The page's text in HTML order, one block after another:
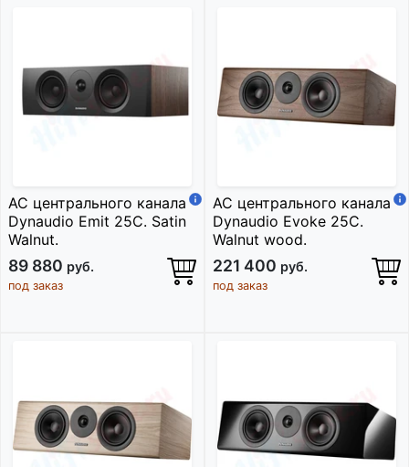
АС центрального канала
Dynaudio Emit 25C. Satin
Walnut.
89 880 руб.
под заказ
АС центрального канала
Dynaudio Evoke 25C.
Walnut wood.
221 400 руб.
под заказ